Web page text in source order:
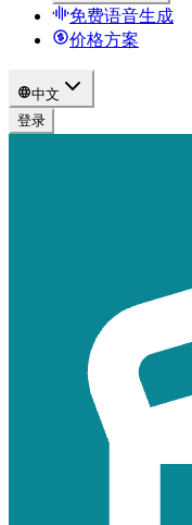
免费语音生成
价格方案
中文
登录